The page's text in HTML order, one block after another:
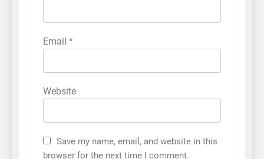
Email *
Website
Save my name, email, and website in this
browser for the next time I comment.